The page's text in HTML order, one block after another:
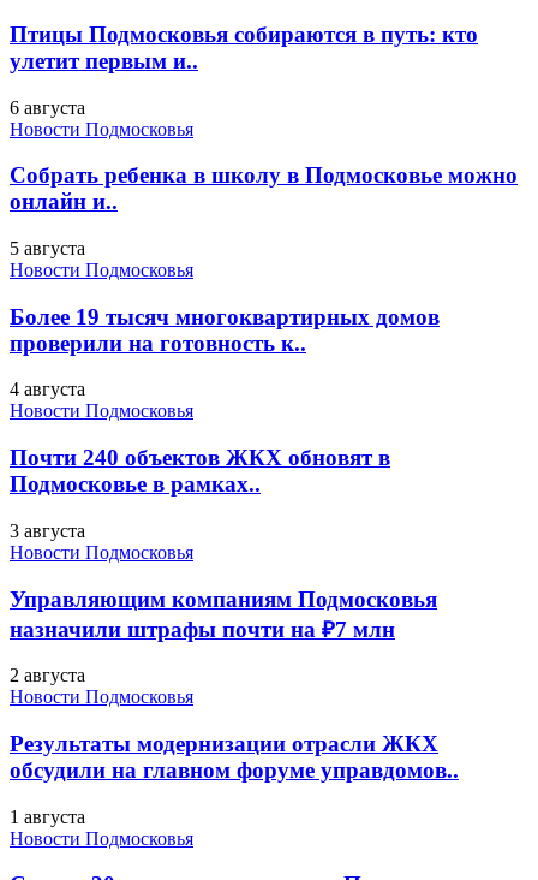
Птицы Подмосковья собираются в путь: кто
улетит первым и..
6 августа
Новости Подмосковья
Собрать ребенка в школу в Подмосковье можно
онлайн и..
5 августа
Новости Подмосковья
Более 19 тысяч многоквартирных домов
проверили на готовность к..
4 августа
Новости Подмосковья
Почти 240 объектов ЖКХ обновят в
Подмосковье в рамках..
3 августа
Новости Подмосковья
Управляющим компаниям Подмосковья
назначили штрафы почти на ₽7 млн
2 августа
Новости Подмосковья
Результаты модернизации отрасли ЖКХ
обсудили на главном форуме управдомов..
1 августа
Новости Подмосковья